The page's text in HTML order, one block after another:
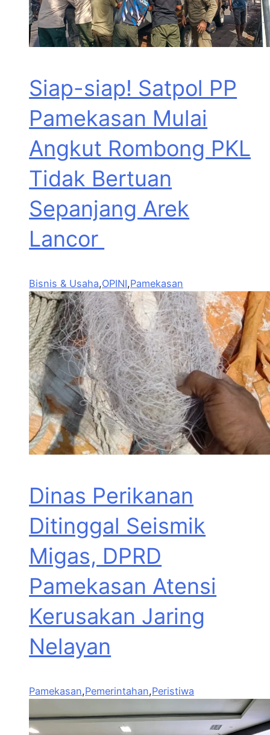
Siap-siap! Satpol PP
Pamekasan Mulai
Angkut Rombong PKL
Tidak Bertuan
Sepanjang Arek
Lancor
Bisnis & Usaha,OPINI,Pamekasan
Dinas Perikanan
Ditinggal Seismik
Migas, DPRD
Pamekasan Atensi
Kerusakan Jaring
Nelayan
Pamekasan,Pemerintahan,Peristiwa